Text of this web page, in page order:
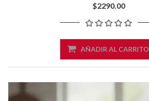
$2290.00
AÑADIR AL CARRITO